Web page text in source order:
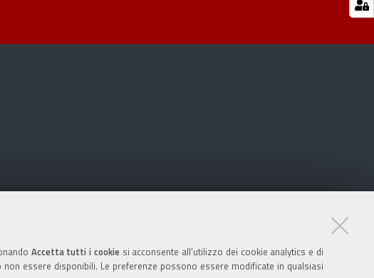
Accetta tutti i cookiesi acconsente all’utilizzo dei cookie analytics e di
essere disponibili. Le preferenze possono essere modificate in qualsiasi